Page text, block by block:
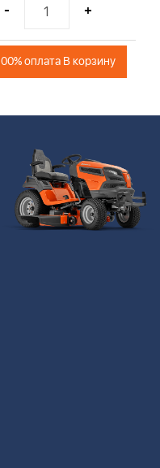
- +
оплата В корзину